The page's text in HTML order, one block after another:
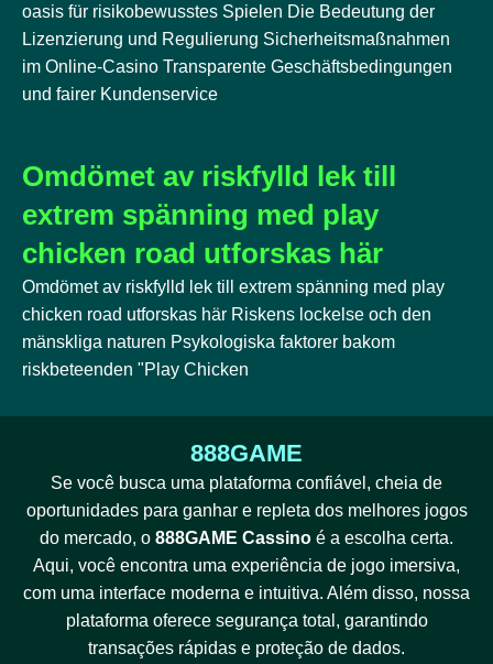
oasis für risikobewusstes Spielen Die Bedeutung der
Lizenzierung und Regulierung Sicherheitsmaßnahmen
im Online-Casino Transparente Geschäftsbedingungen
und fairer Kundenservice
Omdömet av riskfylld lek till
extrem spänning med play
chicken road utforskas här
Omdömet av riskfylld lek till extrem spänning med play
chicken road utforskas här Riskens lockelse och den
mänskliga naturen Psykologiska faktorer bakom
riskbeteenden "Play Chicken
888GAME
Se você busca uma plataforma confiável, cheia de
oportunidades para ganhar e repleta dos melhores jogos
do mercado, o 888GAME Cassino é a escolha certa.
Aqui, você encontra uma experiência de jogo imersiva,
com uma interface moderna e intuitiva. Além disso, nossa
plataforma oferece segurança total, garantindo
transações rápidas e proteção de dados.